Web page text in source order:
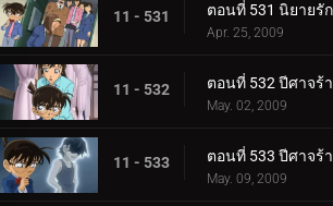
11 - 531
Apr. 25, 2009
11 - 532
May. 02, 2009
11 - 533
May. 09, 2009